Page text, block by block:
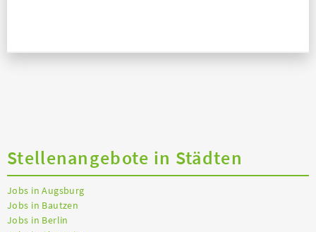
Stellenangebote in Städten
Jobs in Augsburg
Jobs in Bautzen
Jobs in Berlin